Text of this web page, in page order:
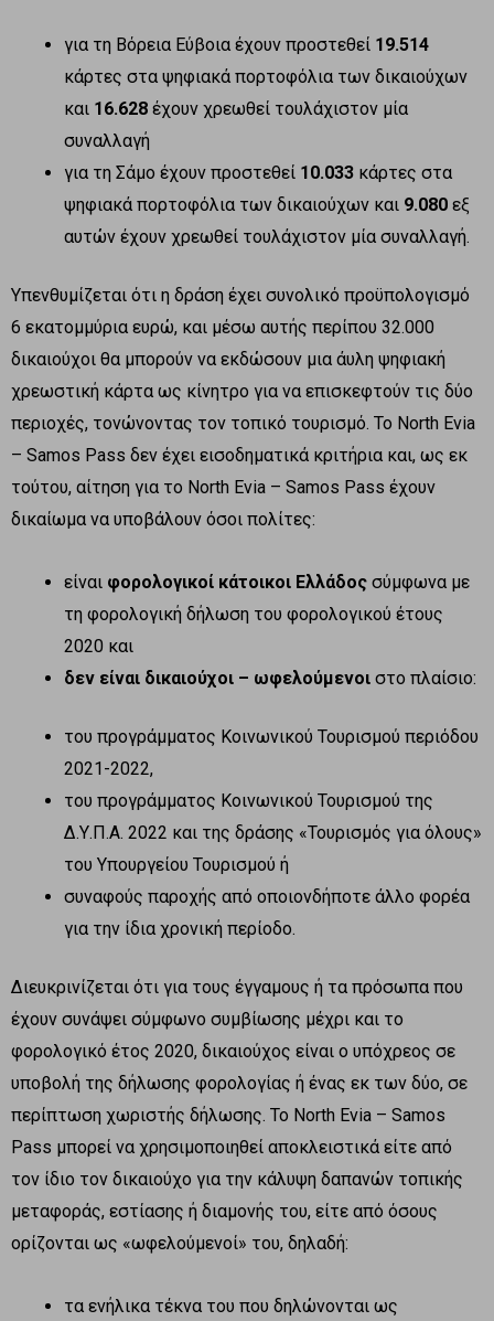
για τη Βόρεια Εύβοια έχουν προστεθεί 19.514
κάρτες στα ψηφιακά πορτοφόλια των δικαιούχων
και 16.628 έχουν χρεωθεί τουλάχιστον μία
συναλλαγή
για τη Σάμο έχουν προστεθεί 10.033 κάρτες στα
ψηφιακά πορτοφόλια των δικαιούχων και 9.080 εξ
αυτών έχουν χρεωθεί τουλάχιστον μία συναλλαγή.
Υπενθυμίζεται ότι η δράση έχει συνολικό προϋπολογισμό
6 εκατομμύρια ευρώ, και μέσω αυτής περίπου 32.000
δικαιούχοι θα μπορούν να εκδώσουν μια άυλη ψηφιακή
χρεωστική κάρτα ως κίνητρο για να επισκεφτούν τις δύο
περιοχές, τονώνοντας τον τοπικό τουρισμό. To North Evia
– Samos Pass δεν έχει εισοδηματικά κριτήρια και, ως εκ
τούτου, αίτηση για το North Evia – Samos Pass έχουν
δικαίωμα να υποβάλουν όσοι πολίτες:
είναι φορολογικοί κάτοικοι Ελλάδος σύμφωνα με
τη φορολογική δήλωση του φορολογικού έτους
2020 και
δεν είναι δικαιούχοι – ωφελούμενοι στο πλαίσιο:
του προγράμματος Κοινωνικού Τουρισμού περιόδου
2021-2022,
του προγράμματος Κοινωνικού Τουρισμού της
Δ.Υ.Π.Α. 2022 και της δράσης «Τουρισμός για όλους»
του Υπουργείου Τουρισμού ή
συναφούς παροχής από οποιονδήποτε άλλο φορέα
για την ίδια χρονική περίοδο.
Διευκρινίζεται ότι για τους έγγαμους ή τα πρόσωπα που
έχουν συνάψει σύμφωνο συμβίωσης μέχρι και το
φορολογικό έτος 2020, δικαιούχος είναι ο υπόχρεος σε
υποβολή της δήλωσης φορολογίας ή ένας εκ των δύο, σε
περίπτωση χωριστής δήλωσης. Το North Evia – Samos
Pass μπορεί να χρησιμοποιηθεί αποκλειστικά είτε από
τον ίδιο τον δικαιούχο για την κάλυψη δαπανών τοπικής
μεταφοράς, εστίασης ή διαμονής του, είτε από όσους
ορίζονται ως «ωφελούμενοί» του, δηλαδή:
τα ενήλικα τέκνα του που δηλώνονται ως